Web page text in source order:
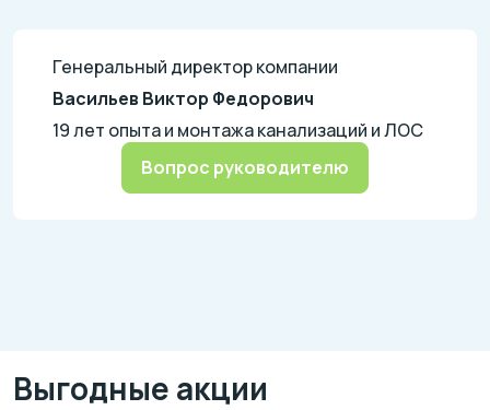
Генеральный директор компании
Васильев Виктор Федорович
19 лет опыта и монтажа канализаций и ЛОС
Вопрос руководителю
Выгодные акции